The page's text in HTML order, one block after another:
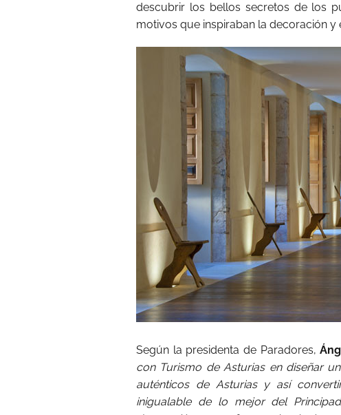
descubrir los bellos secretos de los
motivos que inspiraban la decoración y
Según la presidenta de Paradores,
con Turismo de Asturias en diseñar
auténticos de Asturias y así
inigualable de lo mejor del